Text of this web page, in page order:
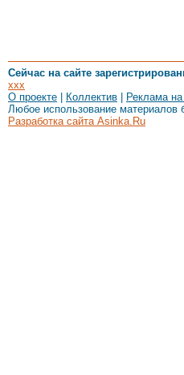
Сейчас на сайте
xxx
О проекте
Коллектив Реклама
Любое использование материалов
Разработка сайта Asinka.Ru